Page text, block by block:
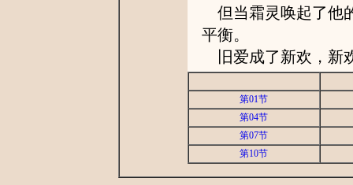
但当霜灵唤起了他
平衡。
旧爱成了新欢，新
第01节
第04节
第07节
第10节